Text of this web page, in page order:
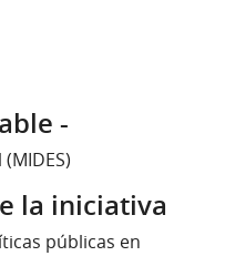
-
la iniciativa
públicas en